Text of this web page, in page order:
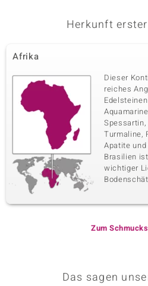
Herkunft
Afrika
Dieser
reiches
Turmaline,
Apatite
Brasilien
wichtiger
Zum
Das sagen